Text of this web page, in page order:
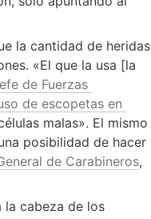
la cantidad de heridas
«El que la usa [la
de Fuerzas
de escopetas en
malas». El mismo
posibilidad de hacer
de Carabineros,
la cabeza de los